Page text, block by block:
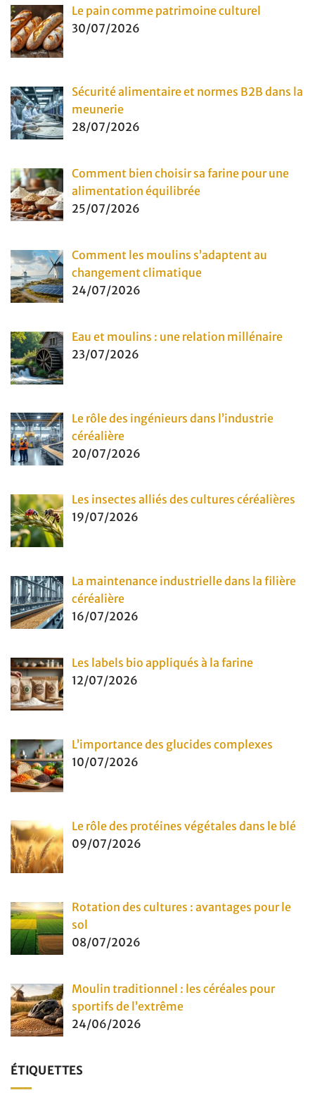
Le pain comme patrimoine culturel
30/07/2026
Sécurité alimentaire et normes B2B dans la
meunerie
28/07/2026
Comment bien choisir sa farine pour une
alimentation équilibrée
25/07/2026
Comment les moulins s’adaptent au
changement climatique
24/07/2026
Eau et moulins : une relation millénaire
23/07/2026
Le rôle des ingénieurs dans l’industrie
céréalière
20/07/2026
Les insectes alliés des cultures céréalières
19/07/2026
La maintenance industrielle dans la filière
céréalière
16/07/2026
Les labels bio appliqués à la farine
12/07/2026
L’importance des glucides complexes
10/07/2026
Le rôle des protéines végétales dans le blé
09/07/2026
Rotation des cultures : avantages pour le
sol
08/07/2026
Moulin traditionnel : les céréales pour
sportifs de l’extrême
24/06/2026
ÉTIQUETTES